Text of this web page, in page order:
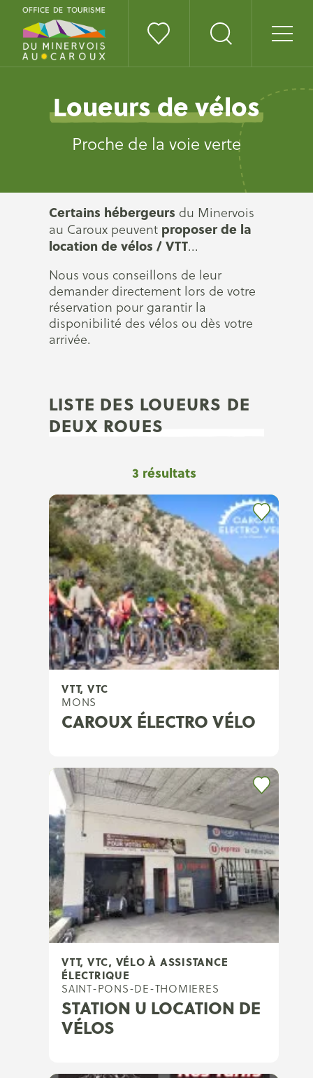
Loueurs de vélos
Proche de la voie verte
Certains hébergeurs du Minervois
au Caroux peuvent proposer de la
location de vélos / VTT...
Nous vous conseillons de leur
demander directement lors de votre
réservation pour garantir la
disponibilité des vélos ou dès votre
arrivée.
LISTE DES LOUEURS DE
DEUX ROUES
3 résultats
VTT, VTC
MONS
CAROUX ÉLECTRO VÉLO
VTT, VTC, VÉLO À ASSISTANCE
ÉLECTRIQUE
SAINT-PONS-DE-THOMIERES
STATION U LOCATION DE
VÉLOS